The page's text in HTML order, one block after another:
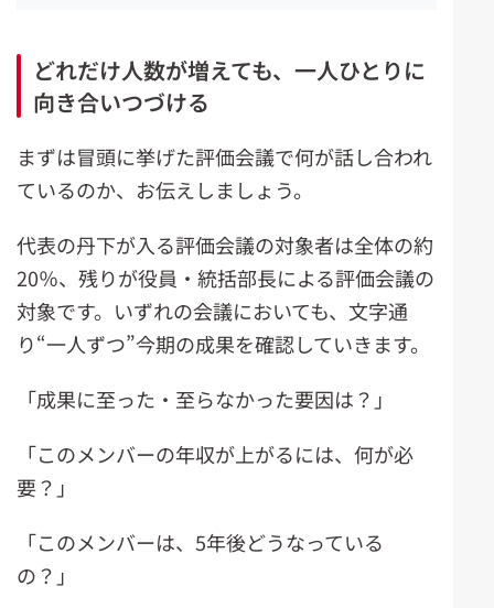
どれだけ人数が増えても、一人ひとりに
向き合いつづける
まずは冒頭に挙げた評価会議で何が話し合われ
ているのか、お伝えしましょう。
代表の丹下が入る評価会議の対象者は全体の約
20％、残りが役員・統括部長による評価会議の
対象です。いずれの会議においても、文字通
り“一人ずつ”今期の成果を確認していきます。
「成果に至った・至らなかった要因は？」
「このメンバーの年収が上がるには、何が必
要？」
「このメンバーは、5年後どうなっている
の？」